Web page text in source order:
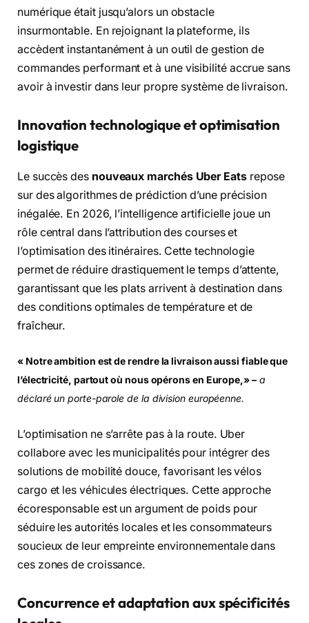
numérique était jusqu’alors un obstacle
insurmontable. En rejoignant la plateforme, ils
accèdent instantanément à un outil de gestion de
commandes performant et à une visibilité accrue sans
avoir à investir dans leur propre système de livraison.
Innovation technologique et optimisation
logistique
Le succès des nouveaux marchés Uber Eatsrepose
sur des algorithmes de prédiction d’une précision
inégalée. En 2026, l’intelligence artificielle joue un
rôle central dans l’attribution des courses et
l’optimisation des itinéraires. Cette technologie
permet de réduire drastiquement le temps d’attente,
garantissant que les plats arrivent à destination dans
des conditions optimales de température et de
fraîcheur.
« Notre ambition est de rendre la livraison aussi fiable que
l’électricité, partout où nous opérons en Europe,» – a
déclaré un porte-parole de la division européenne.
L’optimisation ne s’arrête pas à la route. Uber
collabore avec les municipalités pour intégrer des
solutions de mobilité douce, favorisant les vélos
cargo et les véhicules électriques. Cette approche
écoresponsable est un argument de poids pour
séduire les autorités locales et les consommateurs
soucieux de leur empreinte environnementale dans
ces zones de croissance.
Concurrence et adaptation aux spécificités